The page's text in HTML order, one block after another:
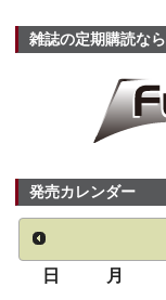
雑誌の定期購読なら
発売カレンダー
日 月